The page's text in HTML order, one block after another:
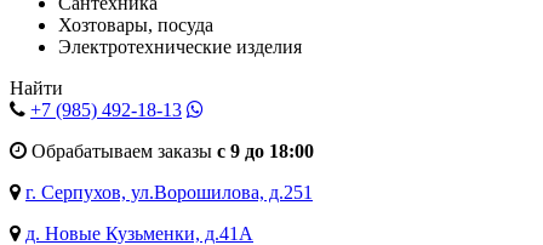
Хозтовары, посуда
Электротехнические изделия
Найти
+7 (985) 492-18-13
Обрабатываем заказы с 9 до 18:00
г. Серпухов, ул.Ворошилова, д.251
д. Новые Кузьменки, д.41А